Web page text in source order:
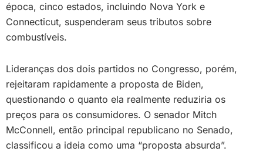
época, cinco estados, incluindo Nova York e
Connecticut, suspenderam seus tributos sobre
combustíveis.
Lideranças dos dois partidos no Congresso, porém,
rejeitaram rapidamente a proposta de Biden,
questionando o quanto ela realmente reduziria os
preços para os consumidores. O senador Mitch
McConnell, então principal republicano no Senado,
classificou a ideia como uma “proposta absurda”.